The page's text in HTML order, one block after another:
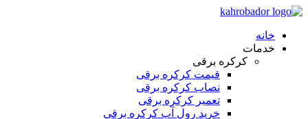
خانه
خدمات
کرکره برقی
قیمت کرکره برقی
نصاب کرکره برقی
تعمیر کرکره برقی
خرید رول آپ کرکره برقی